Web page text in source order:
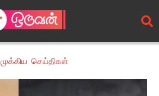
முக்கிய செய்திகள்